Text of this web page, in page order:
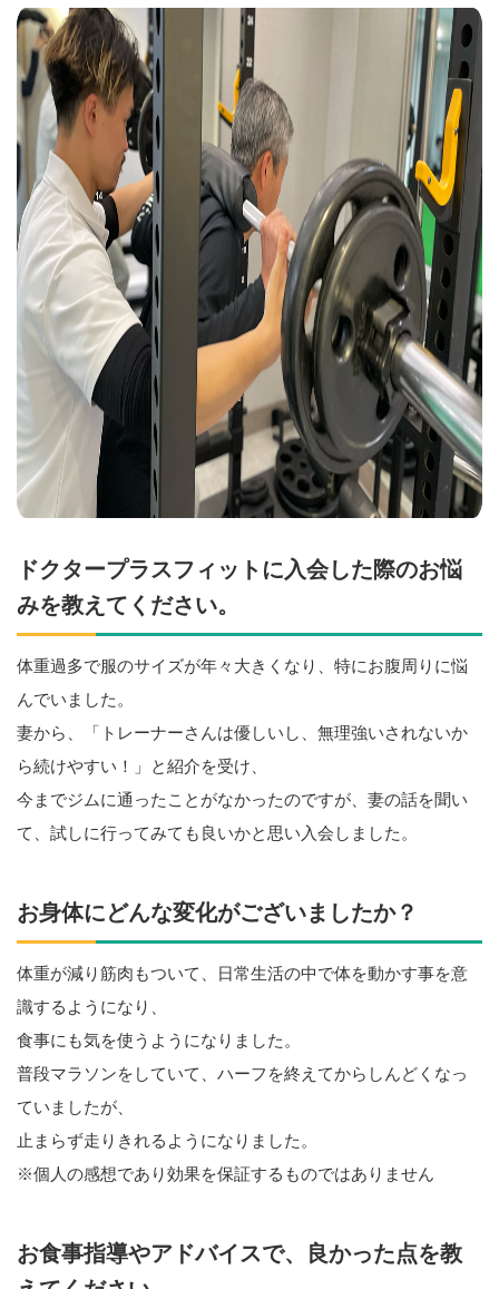
ドクタープラスフィットに入会した際のお悩
みを教えてください。
体重過多で服のサイズが年々大きくなり、特にお腹周りに悩
んでいました。
妻から、「トレーナーさんは優しいし、無理強いされないか
ら続けやすい！」と紹介を受け、
今までジムに通ったことがなかったのですが、妻の話を聞い
て、試しに行ってみても良いかと思い入会しました。
お身体にどんな変化がございましたか？
体重が減り筋肉もついて、日常生活の中で体を動かす事を意
識するようになり、
食事にも気を使うようになりました。
普段マラソンをしていて、ハーフを終えてからしんどくなっ
ていましたが、
止まらず走りきれるようになりました。
※個人の感想であり効果を保証するものではありません
お食事指導やアドバイスで、良かった点を教